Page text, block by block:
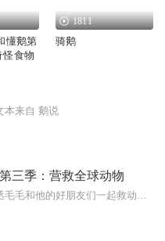
懂鹅第
怪食物
1811
骑鹅
本来自 鹅说
三季：营救全球动物